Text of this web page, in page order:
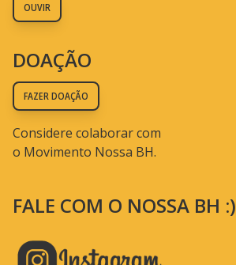
OUVIR
DOAÇÃO
FAZER DOAÇÃO
Considere colaborar com
o Movimento Nossa BH.
FALE COM O NOSSA BH :)